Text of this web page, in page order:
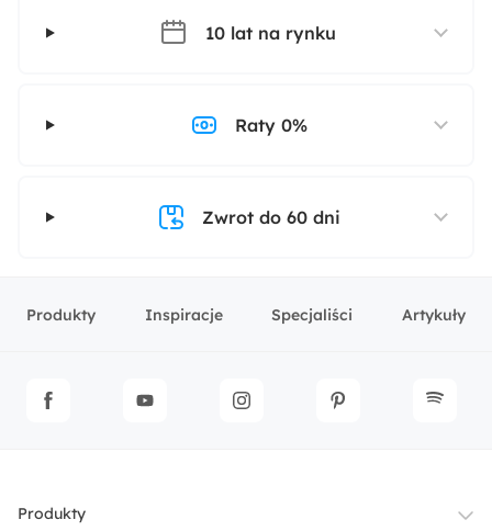
10 lat na rynku
Raty 0%
Zwrot do 60 dni
Produkty Inspiracje Specjaliści Artykuły
Produkty